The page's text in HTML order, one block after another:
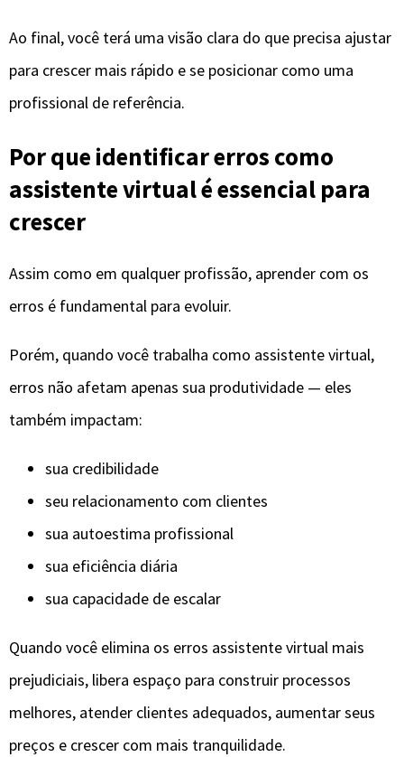
Ao final, você terá uma visão clara do que precisa ajustar
para crescer mais rápido e se posicionar como uma
profissional de referência.
Por que identificar erros como
assistente virtual é essencial para
crescer
Assim como em qualquer profissão, aprender com os
erros é fundamental para evoluir.
Porém, quando você trabalha como assistente virtual,
erros não afetam apenas sua produtividade — eles
também impactam:
sua credibilidade
seu relacionamento com clientes
sua autoestima profissional
sua eficiência diária
sua capacidade de escalar
Quando você elimina os erros assistente virtual mais
prejudiciais, libera espaço para construir processos
melhores, atender clientes adequados, aumentar seus
preços e crescer com mais tranquilidade.